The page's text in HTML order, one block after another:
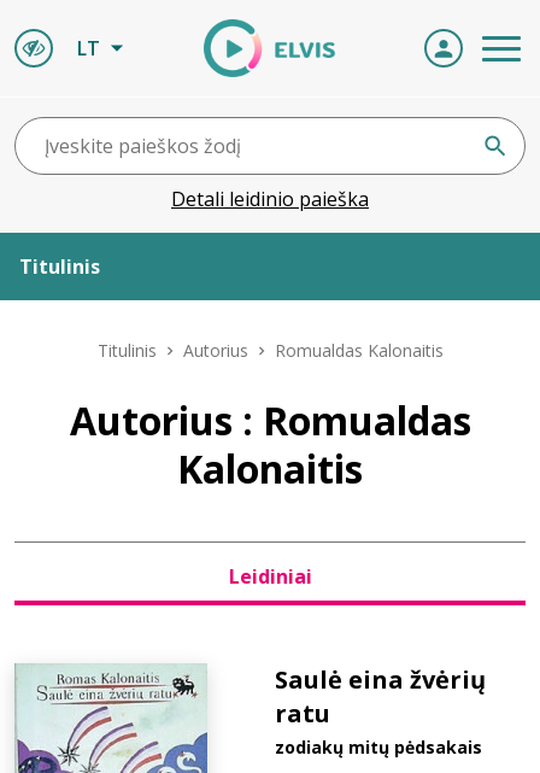
LT
Detali leidinio paieška
Titulinis
Leidiniai
Naujienos
Bibliotekoms
D.U.K.
+370 667 80 541
Titulinis Autorius Romualdas Kalonaitis
Autorius : Romualdas
Kalonaitis
Leidiniai
Saulė eina žvėrių
ratu
zodiakų mitų pėdsakais